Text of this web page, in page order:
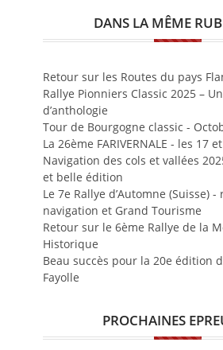
DANS LA MÊME
Retour sur les Routes du pays
Rallye Pionniers Classic 2025 –
d’anthologie
Tour de Bourgogne classic -
La 26ème FARIVERNALE - les 17
Navigation des cols et vallées
et belle édition
Le 7e Rallye d’Automne (Suisse) -
navigation et Grand Tourisme
Retour sur le 6ème Rallye de la
Historique
Beau succès pour la 20e édition
Fayolle
PROCHAINES